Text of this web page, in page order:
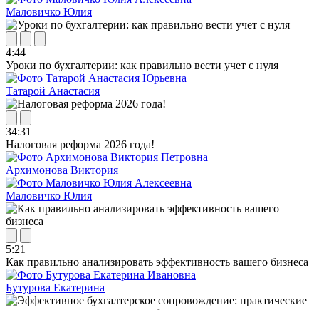
Маловичко Юлия
4:44
Уроки по бухгалтерии: как правильно вести учет с нуля
Татарой Анастасия
34:31
Налоговая реформа 2026 года!
Архимонова Виктория
Маловичко Юлия
5:21
Как правильно анализировать эффективность вашего бизнеса
Бутурова Екатерина